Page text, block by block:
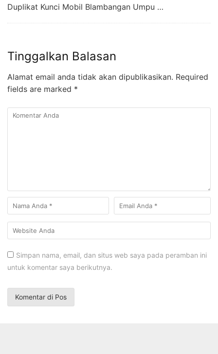
Duplikat Kunci Mobil Blambangan Umpu …
Tinggalkan Balasan
Alamat email anda tidak akan dipublikasikan. Required
fields are marked *
Simpan nama, email, dan situs web saya pada peramban ini
untuk komentar saya berikutnya.